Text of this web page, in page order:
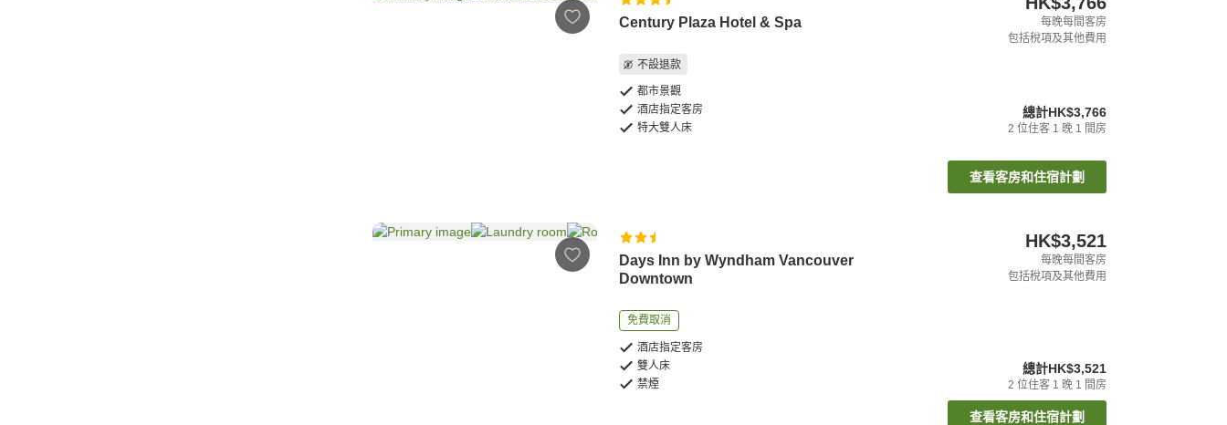
Century Plaza Hotel & Spa
不設退款
都市景觀
酒店指定客房
特大雙人床
每晚每間客房
包括稅項及其他費用
總計HK$3,766
2 位住客 1 晚 1 間房
查看客房和住宿計劃
Days Inn by Wyndham Vancouver
Downtown
免費取消
酒店指定客房
雙人床
禁煙
HK$3,521
每晚每間客房
包括稅項及其他費用
總計HK$3,521
2 位住客 1 晚 1 間房
查看客房和住宿計劃